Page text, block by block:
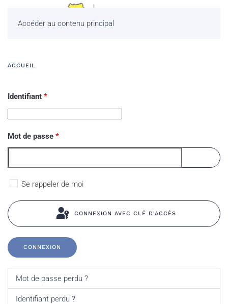
Accéder au contenu principal
ACCUEIL
Identifiant *
Mot de passe *
Se rappeler de moi
CONNEXION AVEC CLÉ D'ACCÈS
CONNEXION
Mot de passe perdu ?
Identifiant perdu ?